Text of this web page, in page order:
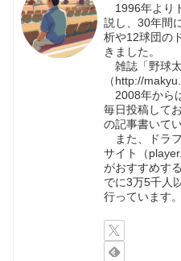
1996年より
説し、30年間
析や12球団の
きました。
雑誌「野球
（http://
2008年から
毎日投稿して
の記事書いてい
また、ドラ
サイト（
がおすすめす
でに3万5千人
行っています。